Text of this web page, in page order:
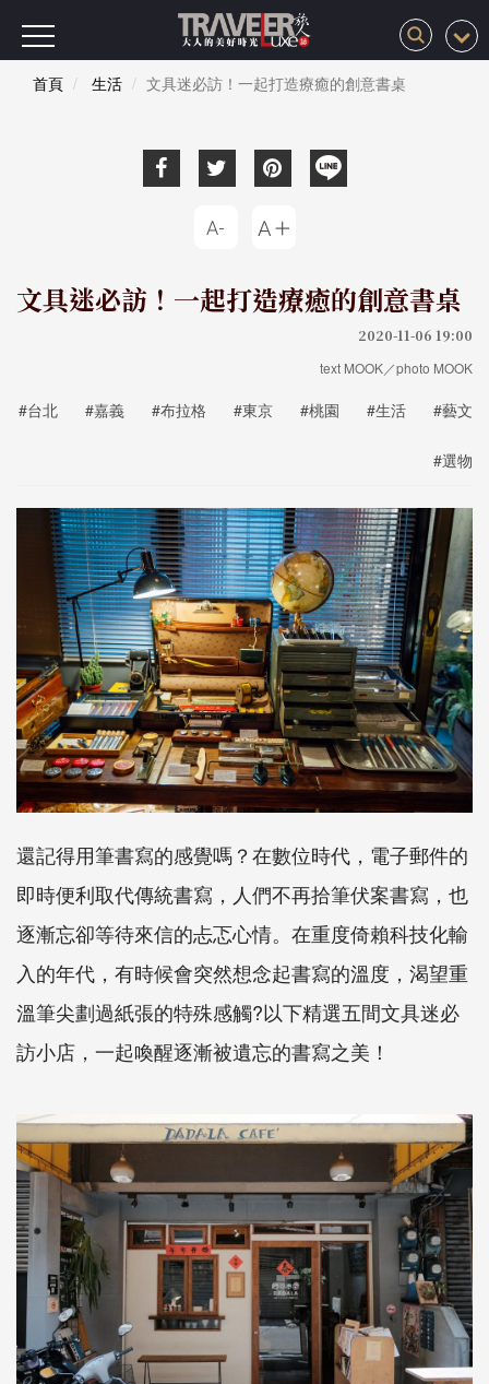
首頁 生活 文具迷必訪！一起打造療癒的創意書桌
文具迷必訪！一起打造療癒的創意書桌
2020-11-06 19:00
text MOOK／photo MOOK
#台北 #嘉義 #布拉格 #東京 #桃園 #生活 #藝文
#選物
還記得用筆書寫的感覺嗎？在數位時代，電子郵件的
即時便利取代傳統書寫，人們不再拾筆伏案書寫，也
逐漸忘卻等待來信的忐忑心情。在重度倚賴科技化輸
入的年代，有時候會突然想念起書寫的溫度，渴望重
溫筆尖劃過紙張的特殊感觸?以下精選五間文具迷必
訪小店，一起喚醒逐漸被遺忘的書寫之美！